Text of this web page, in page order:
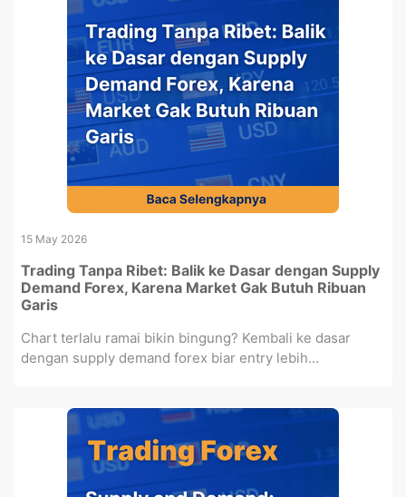
15 May 2026
Trading Tanpa Ribet: Balik ke Dasar dengan Supply
Demand Forex, Karena Market Gak Butuh Ribuan
Garis
Chart terlalu ramai bikin bingung? Kembali ke dasar
dengan supply demand forex biar entry lebih...